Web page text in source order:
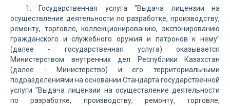
1. Государственная услуга "Выдача лицензии на
осуществление деятельности по разработке, производству,
ремонту, торговле, коллекционированию, экспонированию
гражданского и служебного оружия и патронов к нему"
(далее - государственная услуга) оказывается
Министерством внутренних дел Республики Казахстан
(далее - Министерство) и его территориальными
подразделениями на основании Стандарта государственной
услуги "Выдача лицензии на осуществление деятельности
по разработке, производству, ремонту, торговле,